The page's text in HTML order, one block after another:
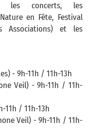
les concerts, les
en Fête, Festival
Associations) et les
- 9h-11h / 11h-13h
Veil) - 9h-11h / 11h-
11h / 11h-13h
Veil) - 9h-11h / 11h-